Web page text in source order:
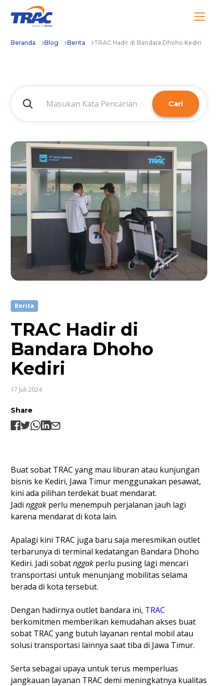
Beranda Blog Berita TRAC Hadir di Bandara Dhoho Kediri
Cari
Berita
TRAC Hadir di
Bandara Dhoho
Kediri
17 Juli 2024
Share
Buat sobat TRAC yang mau liburan atau kunjungan
bisnis ke Kediri, Jawa Timur menggunakan pesawat,
kini ada pilihan terdekat buat mendarat.
Jadi nggak perlu menempuh perjalanan jauh lagi
karena mendarat di kota lain.
Apalagi kini TRAC juga baru saja meresmikan outlet
terbarunya di terminal kedatangan Bandara Dhoho
Kediri. Jadi sobatnggak perlu pusing lagi mencari
transportasi untuk menunjang mobilitas selama
berada di kota tersebut.
Dengan hadirnya outlet bandara ini, TRAC
berkomitmen memberikan kemudahan akses buat
sobat TRAC yang butuh layanan rental mobil atau
solusi transportasi lainnya saat tiba di Jawa Timur.
Serta sebagai upaya untuk terus memperluas
jangkauan layanan TRAC demi meningkatnya kualitas